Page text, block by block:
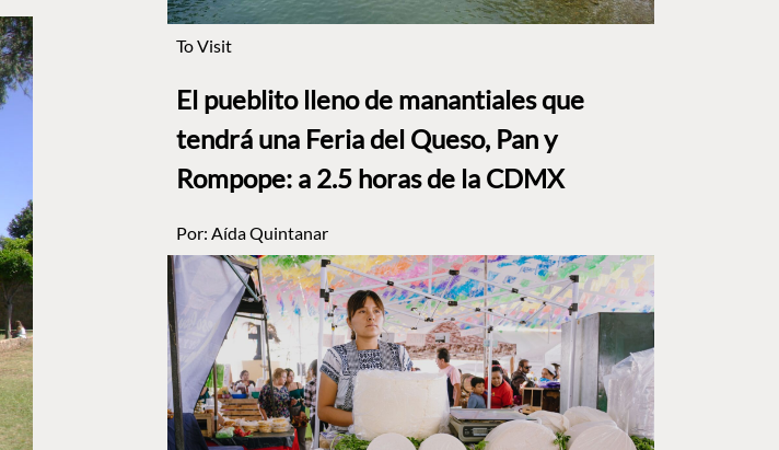
To Visit
El pueblito lleno de manantiales que
tendrá una Feria del Queso, Pan y
Rompope: a 2.5 horas de la CDMX
Por: Aída Quintanar